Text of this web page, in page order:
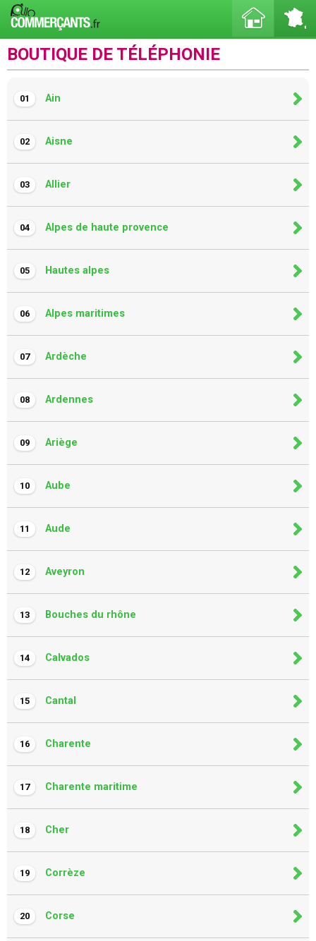
BOUTIQUE DE TÉLÉPHONIE
01 Ain
02 Aisne
03 Allier
04 Alpes de haute provence
05 Hautes alpes
06 Alpes maritimes
07 Ardèche
08 Ardennes
09 Ariège
10 Aube
11 Aude
12 Aveyron
13 Bouches du rhône
14 Calvados
15 Cantal
16 Charente
17 Charente maritime
18 Cher
19 Corrèze
20 Corse